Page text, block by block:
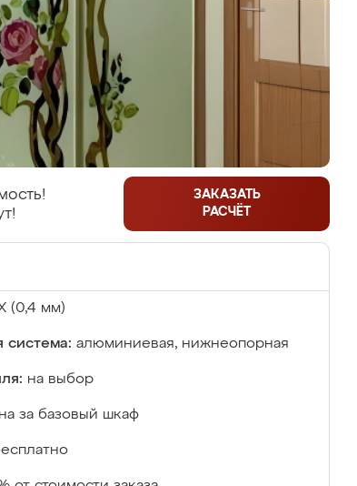
ЗАКАЗАТЬ
РАСЧЁТ
(0,4 мм)
система: алюминиевая, нижнеопорная
на выбор
за базовый шкаф